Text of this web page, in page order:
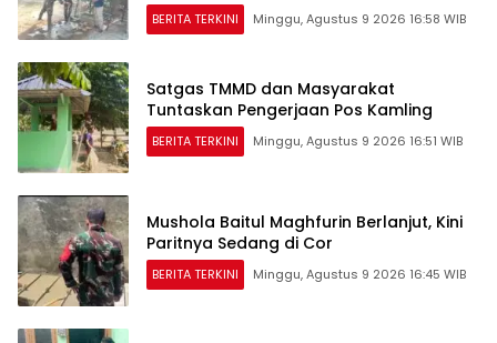
BERITA TERKINI Minggu, Agustus 9 2026 16:58 WIB
Satgas TMMD dan Masyarakat
Tuntaskan Pengerjaan Pos Kamling
BERITA TERKINI Minggu, Agustus 9 2026 16:51 WIB
Mushola Baitul Maghfurin Berlanjut, Kini
Paritnya Sedang di Cor
BERITA TERKINI Minggu, Agustus 9 2026 16:45 WIB